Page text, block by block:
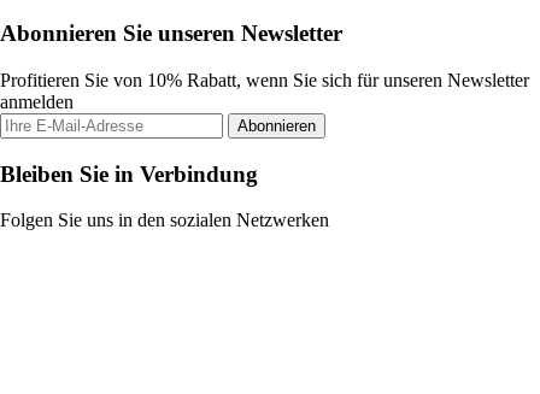
Abonnieren Sie unseren Newsletter
Profitieren Sie von 10% Rabatt, wenn Sie sich für unseren Newsletter
anmelden
Abonnieren
Bleiben Sie in Verbindung
Folgen Sie uns in den sozialen Netzwerken